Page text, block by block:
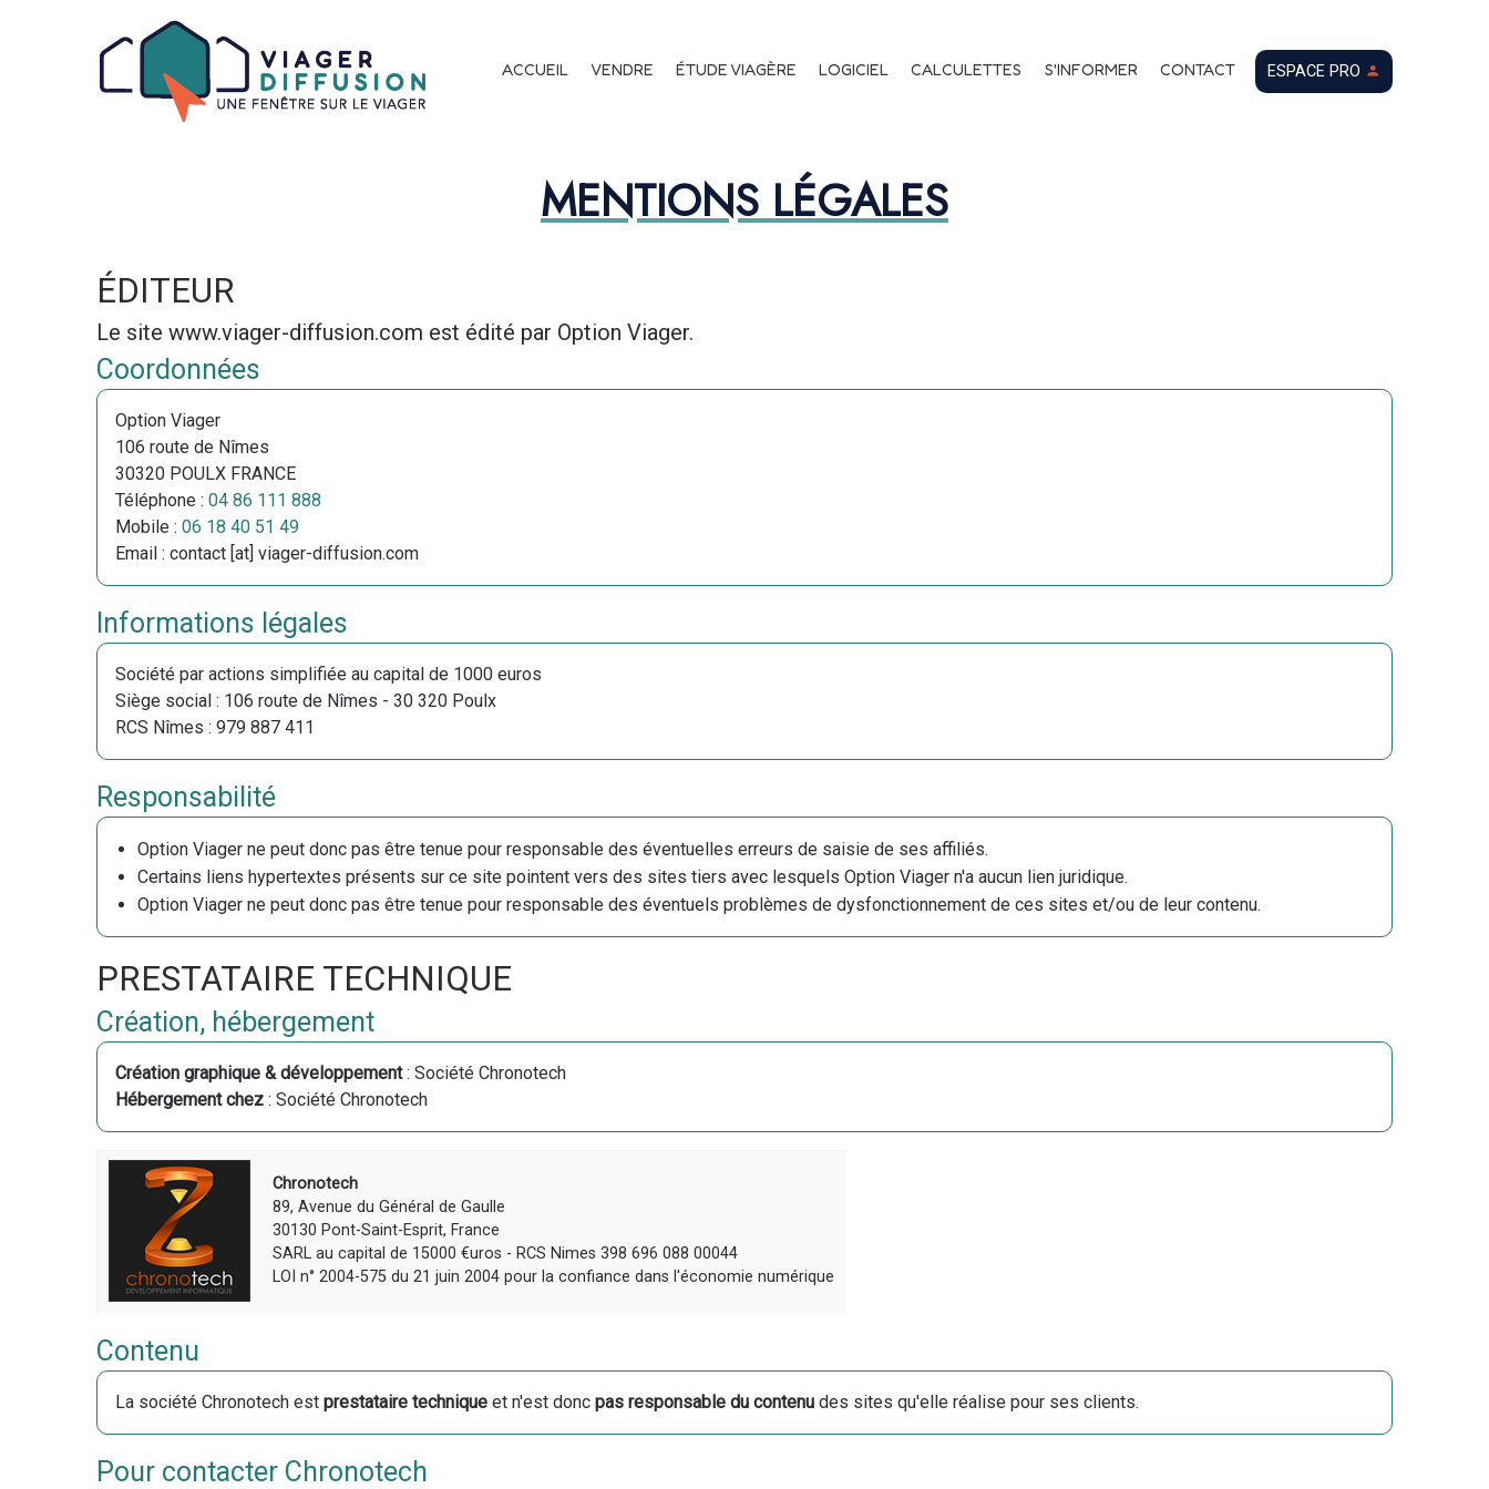
Mentions légales
EN-TÊTE
Navigation principale
ACCUEIL VENDRE ÉTUDE VIAGÈRE LOGICIEL CALCULETTES S'INFORMER CONTACT ESPACE PRO
MENTIONS LÉGALES
ÉDITEUR
Le site www.viager-diffusion.com est édité par Option Viager.
Coordonnées
Option Viager
106 route de Nîmes
30320 POULX FRANCE
Téléphone : 04 86 111 888
Mobile : 06 18 40 51 49
Email : contact [at] viager-diffusion.com
Informations légales
Société par actions simplifiée au capital de 1000 euros
Siège social : 106 route de Nîmes - 30 320 Poulx
RCS Nîmes : 979 887 411
Responsabilité
Option Viager ne peut donc pas être tenue pour responsable des éventuelles erreurs de saisie de ses affiliés.
Certains liens hypertextes présents sur ce site pointent vers des sites tiers avec lesquels Option Viager n'a aucun lien juridique.
Option Viager ne peut donc pas être tenue pour responsable des éventuels problèmes de dysfonctionnement de ces sites et/ou de leur contenu.
PRESTATAIRE TECHNIQUE
Création, hébergement
Création graphique & développement: Société Chronotech
Hébergement chez : Société Chronotech
Chronotech
89, Avenue du Général de Gaulle
30130 Pont-Saint-Esprit, France
SARL au capital de 15000 €uros - RCS Nimes 398 696 088 00044
LOI n° 2004-575 du 21 juin 2004 pour la confiance dans l'économie numérique
Contenu
La société Chronotech est prestataire technique et n'est donc pas responsable du contenu des sites qu'elle réalise pour ses clients.
Pour contacter Chronotech